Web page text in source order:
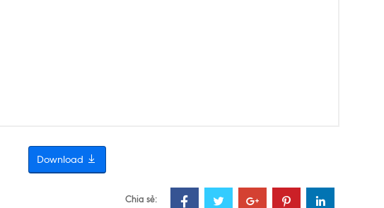
Download
Chia sẻ: